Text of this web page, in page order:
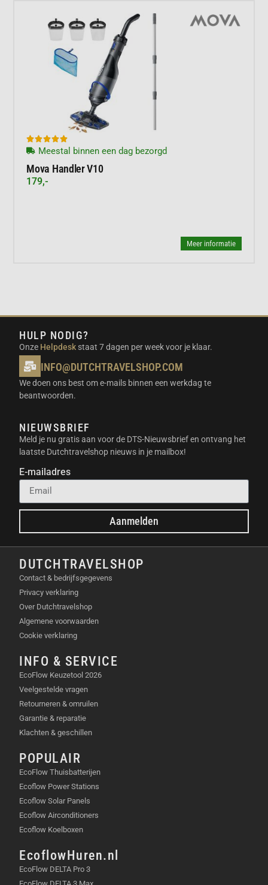

Meestal binnen een dag bezorgd
Mova Handler V10
179,-
Meer informatie
HULP NODIG?
Onze Helpdesk staat 7 dagen per week voor je klaar.
INFO@DUTCHTRAVELSHOP.COM
We doen ons best om e-mails binnen een werkdag te
beantwoorden.
NIEUWSBRIEF
Meld je nu gratis aan voor de DTS-Nieuwsbrief en ontvang het
laatste Dutchtravelshop nieuws in je mailbox!
E-mailadres
Aanmelden
DUTCHTRAVELSHOP
Contact & bedrijfsgegevens
Privacy verklaring
Over Dutchtravelshop
Algemene voorwaarden
Cookie verklaring
INFO & SERVICE
EcoFlow Keuzetool 2026
Veelgestelde vragen
Retourneren & omruilen
Garantie & reparatie
Klachten & geschillen
POPULAIR
EcoFlow Thuisbatterijen
Ecoflow Power Stations
Ecoflow Solar Panels
Ecoflow Airconditioners
Ecoflow Koelboxen
EcoflowHuren.nl
EcoFlow DELTA Pro 3